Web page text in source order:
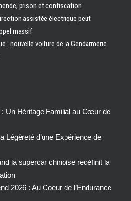
prison et confiscation
assistée électrique peut
massif
: nouvelle voiture de la Gendarmerie
Un Héritage Familial au Cœur de
Légèreté d’une Expérience de
la supercar chinoise redéfinit la
2026 : Au Coeur de l’Endurance